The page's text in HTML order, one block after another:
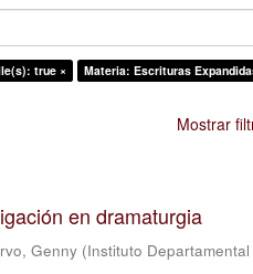
true ×
Materia: Escrituras
Mostrar
en dramaturgia
Genny (Instituto